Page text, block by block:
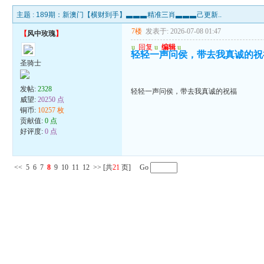
主题 : 189期：新澳门【横财到手】▃▃▃精准三肖▃▃▃己更新..
【风中玫瑰】
圣骑士
发帖:2328
威望:20250 点
铜币: 10257 枚
贡献值:0 点
好评度:0 点
7楼 发表于: 2026-07-08 01:47
u 回复 u 编辑 u
轻轻一声问侯，带去我真诚的
轻轻一声问侯，带去我真诚的祝福
<< 5 6 7 8 9 10 11 12 >> [共21 页] Go